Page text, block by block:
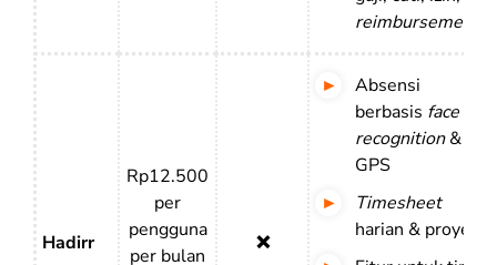
reimbursement
Hadirr
Rp12.500
per
pengguna
per bulan
❌
Absensi
berbasis face
recognition&
GPS
Timesheet
harian & proyek